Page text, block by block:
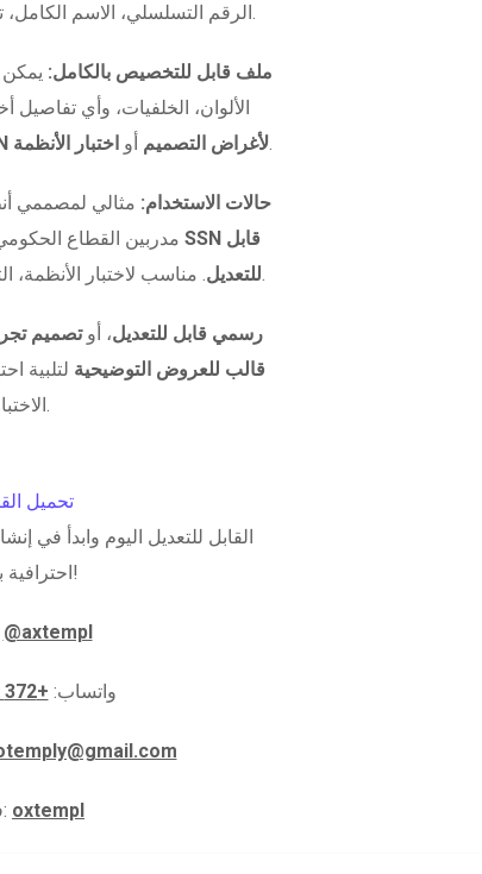
الرقم التسلسلي، الاسم الكامل، تاريخ الإصدار، وتفاصيل إضافية.
ملف قابل للتخصيص بالكامل:
الألوان، الخلفيات، وأي
نموذج SSN لأغراض التصميم أو اختبار الأنظمة .
حالات الاستخدام: مثالي لمصممي
مدربين القطاع
للتعديل. مناسب لاختبار الأنظمة، التدريب، أو كأداة تصميم احترافية.
نموذج SSN رسمي قابل للتعديل، أوتصميم
قالب للعروض التوضيحية لتلبية
الاختبارية.
احترافية بسهولة!
@axtempl
واتساب: +372 5372 5910
فيسبوك: oxtempl